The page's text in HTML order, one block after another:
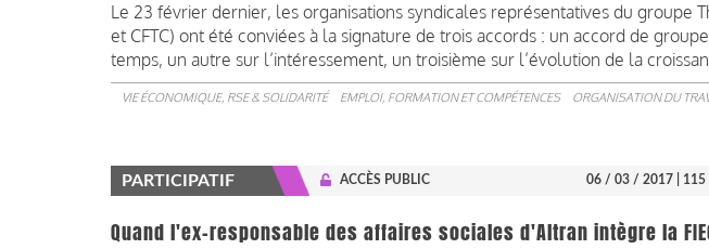
Le 23 février dernier, les organisations syndicales représentatives du groupe
et CFTC) ont été conviées à la signature de trois accords : un accord de
temps, un autre sur l’intéressement, un troisième sur l’évolution de la
VIE ÉCONOMIQUE, RSE & SOLIDARITÉ EMPLOI, FORMATION ET COMPÉTENCES ORGANISATION DU
PARTICIPATIF ACCÈS PUBLIC 06 / 03 / 2017 |
Quand l'ex-responsable des affaires sociales d'Altran intègre la